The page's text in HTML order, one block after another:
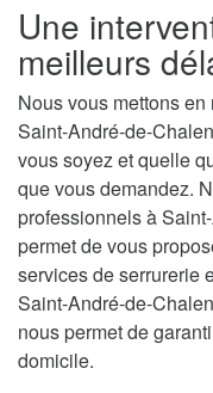
Une
meilleurs
Nous vous mettons
Saint-André-de-
vous soyez et quelle
que vous demandez.
professionnels à
permet de vous
services de serrurerie
Saint-André-de-
nous permet de
domicile.